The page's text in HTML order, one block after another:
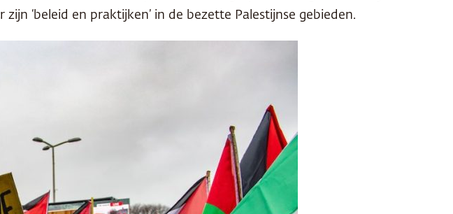
‘beleid en praktijken’ in de bezette Palestijnse gebieden.